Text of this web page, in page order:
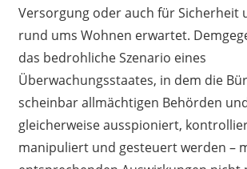
Versorgung oder auch für Sicherheit
rund ums Wohnen erwartet.
das bedrohliche Szenario eines
Überwachungsstaates, in dem die
scheinbar allmächtigen Behörden
gleicherweise ausspioniert,
manipuliert und gesteuert werden –